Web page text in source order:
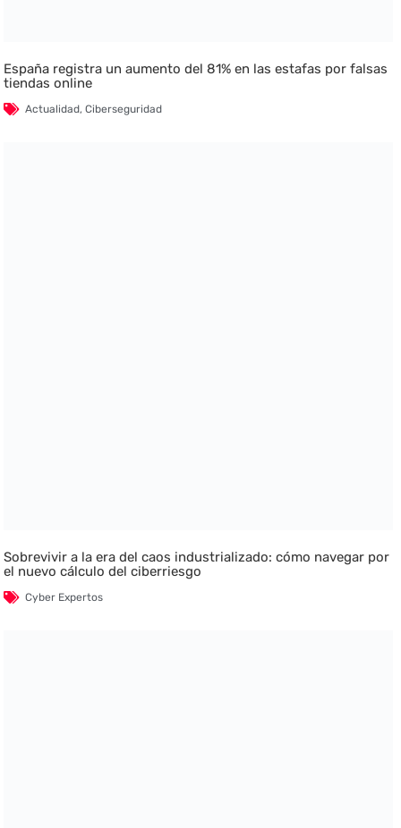
España registra un aumento del 81% en las estafas por falsas
tiendas online
Actualidad,Ciberseguridad
Sobrevivir a la era del caos industrializado: cómo navegar por
el nuevo cálculo del ciberriesgo
Cyber Expertos